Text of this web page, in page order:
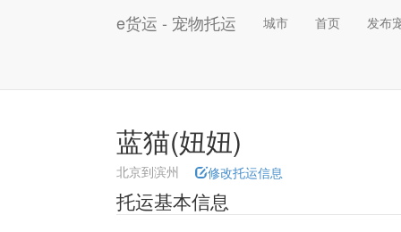
e货运 - 宠物托运 城市 首页 发布
蓝猫(妞妞)
北京到滨州 修改托运信息
托运基本信息